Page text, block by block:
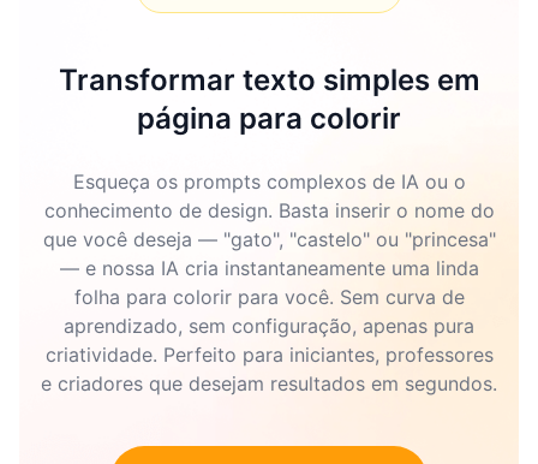
Transformar texto simples em
página para colorir
Esqueça os prompts complexos de IA ou o
conhecimento de design. Basta inserir o nome do
que você deseja — "gato", "castelo" ou "princesa"
— e nossa IA cria instantaneamente uma linda
folha para colorir para você. Sem curva de
aprendizado, sem configuração, apenas pura
criatividade. Perfeito para iniciantes, professores
e criadores que desejam resultados em segundos.